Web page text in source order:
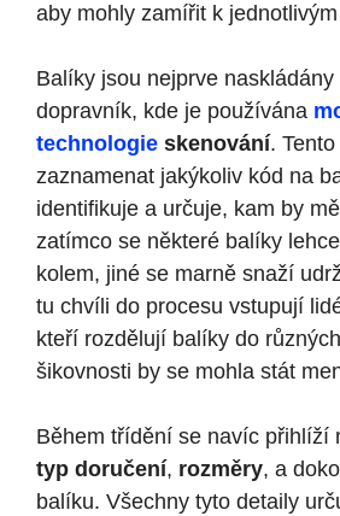
aby mohly zamířit k
Balíky jsou nejprve
dopravník, kde je používána
technologie skenování.
zaznamenat jakýkoliv kód na
identifikuje a určuje, kam by
zatímco se některé balíky
kolem, jiné se marně snaží
tu chvíli do procesu vstupují
kteří rozdělují balíky do
šikovnosti by se mohla stát
Během třídění se navíc přihlíží
typ doručení, rozměry, a
balíku. Všechny tyto detaily